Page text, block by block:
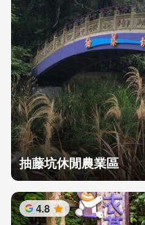
抽藤坑休閒農業區
4.8 星